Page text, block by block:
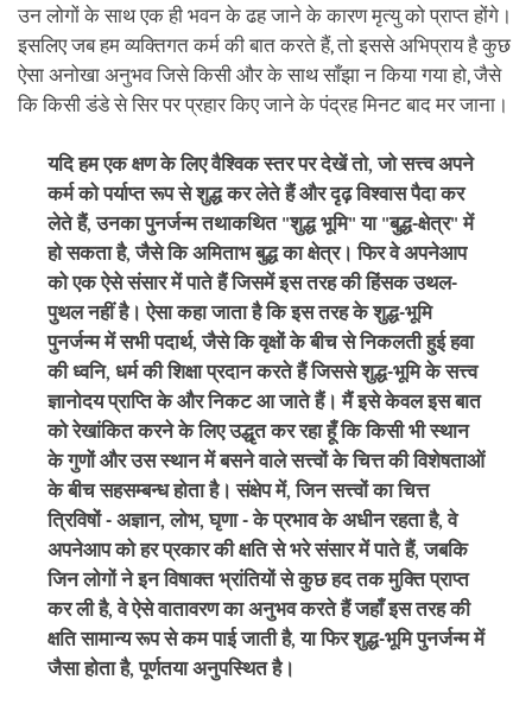
उन लोगों के साथ एक ही भवन के ढह जाने के कारण मृत्यु को प्राप्त होंगे।
इसलिए जब हम व्यक्तिगत कर्म की बात करते हैं, तो इससे अभिप्राय है कुछ
ऐसा अनोखा अनुभव जिसे किसी और के साथ साँझा न किया गया हो, जैसे
कि किसी डंडे से सिर पर प्रहार किए जाने के पंद्रह मिनट बाद मर जाना।
यदि हम एक क्षण के लिए वैश्विक स्तर पर देखें तो, जो सत्त्व अपने
कर्म को पर्याप्त रूप से शुद्ध कर लेते हैं और दृढ़ विश्वास पैदा कर
लेते हैं, उनका पुनर्जन्म तथाकथित "शुद्ध भूमि" या "बुद्ध-क्षेत्र" में
हो सकता है, जैसे कि अमिताभ बुद्ध का क्षेत्र। फिर वे अपनेआप
को एक ऐसे संसार में पाते हैं जिसमें इस तरह की हिंसक उथल-
पुथल नहीं है। ऐसा कहा जाता है कि इस तरह के शुद्ध-भूमि
पुनर्जन्म में सभी पदार्थ, जैसे कि वृक्षों के बीच से निकलती हुई हवा
की ध्वनि, धर्म की शिक्षा प्रदान करते हैं जिससे शुद्ध-भूमि के सत्त्व
ज्ञानोदय प्राप्ति के और निकट आ जाते हैं। मैं इसे केवल इस बात
को रेखांकित करने के लिए उद्धृत कर रहा हूँ कि किसी भी स्थान
के गुणों और उस स्थान में बसने वाले सत्त्वों के चित्त की विशेषताओं
के बीच सहसम्बन्ध होता है। संक्षेप में, जिन सत्त्वों का चित्त
त्रिविषों - अज्ञान, लोभ, घृणा - के प्रभाव के अधीन रहता है, वे
अपनेआप को हर प्रकार की क्षति से भरे संसार में पाते हैं, जबकि
जिन लोगों ने इन विषाक्त भ्रांतियों से कुछ हद तक मुक्ति प्राप्त
कर ली है, वे ऐसे वातावरण का अनुभव करते हैं जहाँ इस तरह की
क्षति सामान्य रूप से कम पाई जाती है, या फिर शुद्ध-भूमि पुनर्जन्म में
जैसा होता है, पूर्णतया अनुपस्थित है।